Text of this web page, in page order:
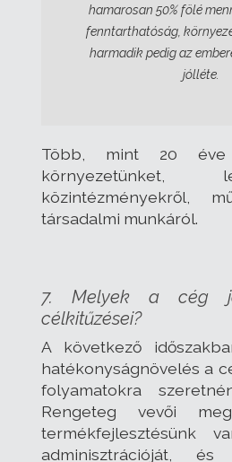
hamarosan 50% fölé
fenntarthatóság,
harmadik pedig az
jólléte.
Több, mint 20 éve
közintézményekről,
társadalmi munkáról.
7. Melyek a cég
célkitűzései?
A következő
hatékonyságnövelés a
folyamatokra
Rengeteg vevői
termékfejlesztésünk
adminisztrációját,